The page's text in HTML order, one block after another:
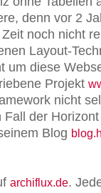
denn vor 2
noch nicht
Layout-
um diese
Projekt
nicht
Fall der
Blog
archiflux.de.